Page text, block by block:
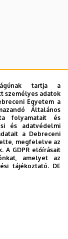
szavazati
jogú
tartja a
személyes adatok
Egyetem a
Általános
folyamatait és
és adatvédelmi
a Debreceni
megfelelve az
A GDPR előírásait
amelyet az
tájékoztató. DE